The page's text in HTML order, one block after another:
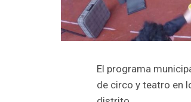
El programa
de circo y teatro en